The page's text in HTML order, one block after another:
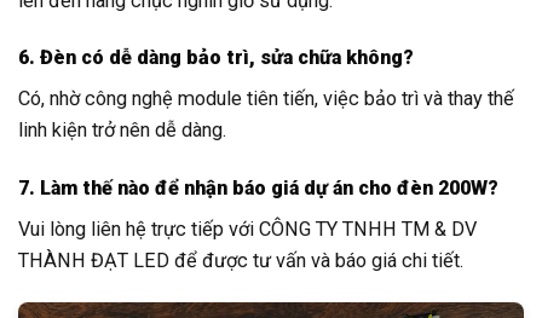
6. Đèn có dễ dàng bảo trì, sửa chữa không?
Có, nhờ công nghệ module tiên tiến, việc bảo trì và thay thế
linh kiện trở nên dễ dàng.
7. Làm thế nào để nhận báo giá dự án cho đèn 200W?
Vui lòng liên hệ trực tiếp với CÔNG TY TNHH TM & DV
THÀNH ĐẠT LED để được tư vấn và báo giá chi tiết.